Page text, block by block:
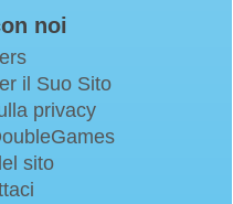
noi
il Suo Sito
privacy
sito